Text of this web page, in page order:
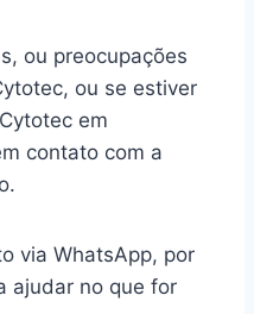
ou preocupações
ou se estiver
em
contato com a
via WhatsApp, por
ajudar no que for